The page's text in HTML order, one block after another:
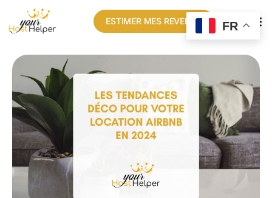
ESTIMER MES REVENUS FR